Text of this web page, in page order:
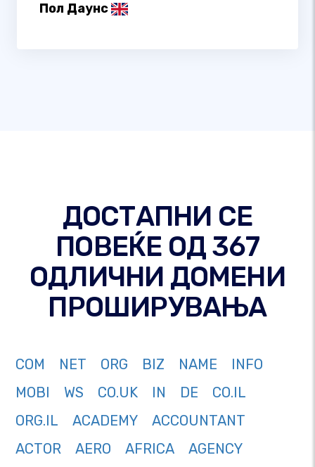
Пол Даунс
ДОСТАПНИ СЕ
ПОВЕЌЕ ОД 367
ОДЛИЧНИ ДОМЕНИ
ПРОШИРУВАЊА
COM NET ORG BIZ NAME
INFO
MOBI
WS CO.UK IN DE
CO.IL
ORG.IL
ACADEMY
ACCOUNTANT
ACTOR
AERO AFRICA
AGENCY